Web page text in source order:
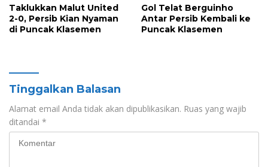
Taklukkan Malut United
2-0, Persib Kian Nyaman
di Puncak Klasemen
Gol Telat Berguinho
Antar Persib Kembali ke
Puncak Klasemen
Tinggalkan Balasan
Alamat email Anda tidak akan dipublikasikan. Ruas yang wajib
ditandai *